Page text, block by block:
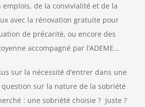
de la convivialité et de la
avec la rénovation gratuite pour
de précarité, ou encore des
accompagné par l’ADEME…
sur la nécessité d’entrer dans une
sur la nature de la sobriété
: une sobriété choisie ? Juste ?